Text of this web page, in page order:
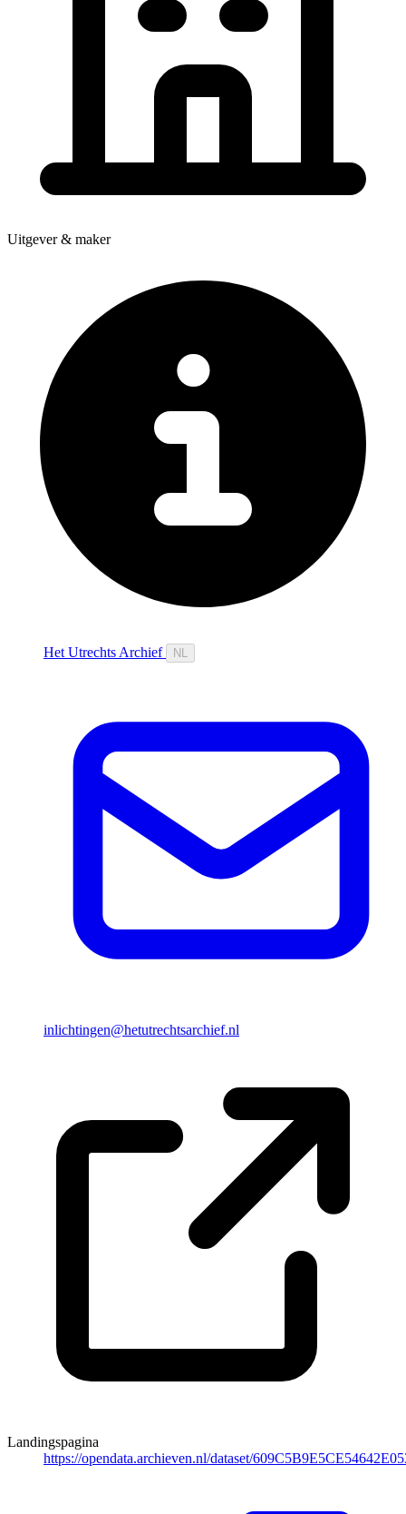
Uitgever & maker
Het Utrechts Archief NL
inlichtingen@hetutrechtsarchief.nl
Landingspagina
https://opendata.archieven.nl/dataset/